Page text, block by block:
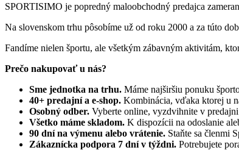
SPORTISIMO je popredný maloobchodný predajca
Na slovenskom trhu pôsobíme už od roku 2000 a za túto
Fandíme nielen športu, ale všetkým zábavným aktivitám,
Prečo nakupovať u nás?
Sme jednotka na trhu. Máme najširšiu ponuku
40+ predajní a e-shop. Kombinácia, vďaka ktorej u
Osobný odber. Vyberte online, vyzdvihnite v predajni
Všetko máme skladom. K dispozícii na odoslanie
90 dní na výmenu alebo vrátenie. Staňte sa členmi
Zákaznícka podpora 7 dní v týždni. Potrebujete